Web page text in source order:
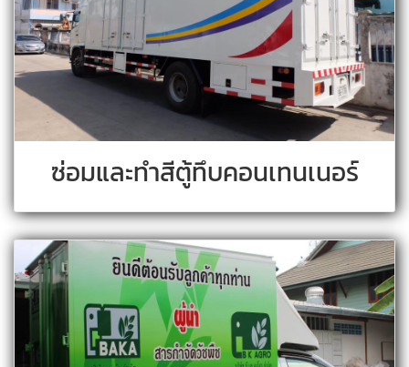
ซ่อมและทำสีตู้ทึบคอนเทนเนอร์